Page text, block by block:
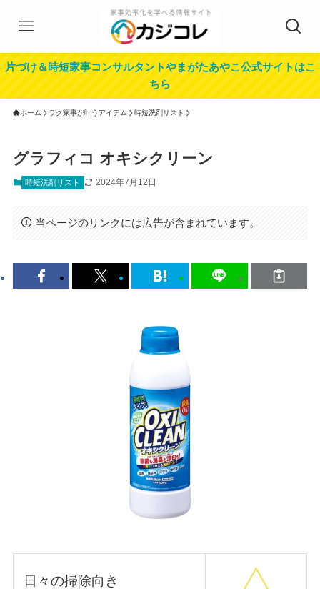
片づけ＆時短家事コンサルタントやまがたあやこ公式サイトはこ
ちら
ホーム ラク家事が叶うアイテム 時短洗剤リスト
グラフィコ オキシクリーン
時短洗剤リスト 2024年7月12日
当ページのリンクには広告が含まれています。
日々の掃除向き